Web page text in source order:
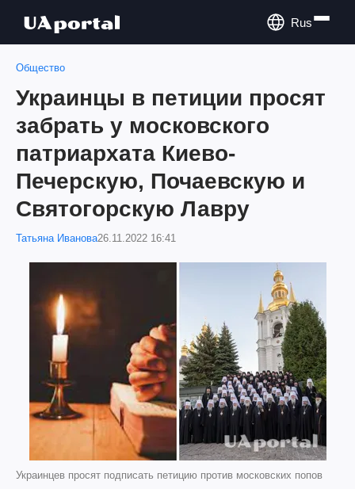
Rus
Общество
Украинцы в петиции просят
забрать у московского
патриархата Киево-
Печерскую, Почаевскую и
Святогорскую Лавру
Татьяна Иванова26.11.2022 16:41
Украинцев просят подписать петицию против московских попов